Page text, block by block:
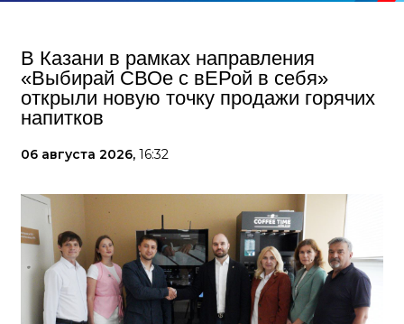
В Казани в рамках направления
«Выбирай СВОе с вЕРой в себя»
открыли новую точку продажи горячих
напитков
06 августа 2026, 16:32